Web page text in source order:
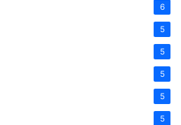
6
5
5
5
5
5